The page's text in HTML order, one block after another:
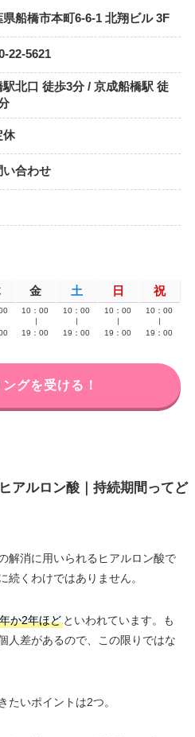
県船橋市本町6-6-1 北翔ビル 3F
22-5621
駅北口 徒歩3分 / 京成船橋駅 徒
休
い合わせ
金 土 日 祝
10：00
19：00
10：00
19：00
10：00
19：00
10：00
19：00
グを受ける！
アルロン酸｜持続期間ってど
解消に用いられるヒアルロン酸で
続くわけではありません。
か2年ほどといわれています。も
人差があるので、この限りではな
たいポイントは2つ。